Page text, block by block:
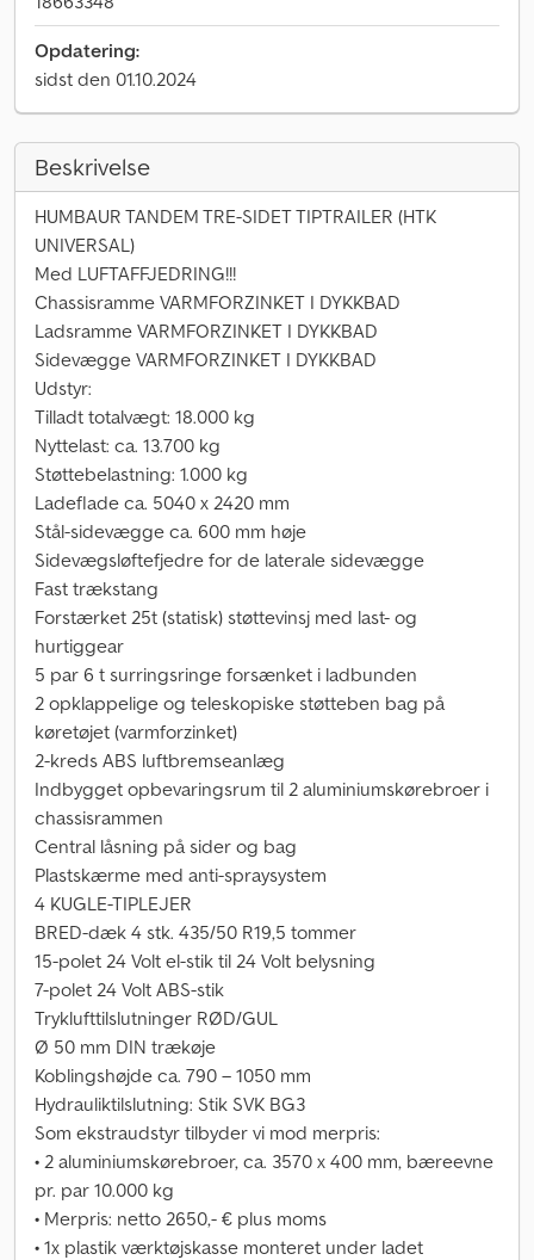
Opdatering:
sidst den 01.10.2024
Beskrivelse
HUMBAUR TANDEM TRE-SIDET TIPTRAILER (HTK
UNIVERSAL)
Med LUFTAFFJEDRING!!!
Chassisramme VARMFORZINKET I DYKKBAD
Ladsramme VARMFORZINKET I DYKKBAD
Sidevægge VARMFORZINKET I DYKKBAD
Udstyr:
Tilladt totalvægt: 18.000 kg
Nyttelast: ca. 13.700 kg
Støttebelastning: 1.000 kg
Ladeflade ca. 5040 x 2420 mm
Stål-sidevægge ca. 600 mm høje
Sidevægsløftefjedre for de laterale sidevægge
Fast trækstang
Forstærket 25t (statisk) støttevinsj med last- og
hurtiggear
5 par 6 t surringsringe forsænket i ladbunden
2 opklappelige og teleskopiske støtteben bag på
køretøjet (varmforzinket)
2-kreds ABS luftbremseanlæg
Indbygget opbevaringsrum til 2 aluminiumskørebroer i
chassisrammen
Central låsning på sider og bag
Plastskærme med anti-spraysystem
4 KUGLE-TIPLEJER
BRED-dæk 4 stk. 435/50 R19,5 tommer
15-polet 24 Volt el-stik til 24 Volt belysning
7-polet 24 Volt ABS-stik
Tryklufttilslutninger RØD/GUL
Ø 50 mm DIN trækøje
Koblingshøjde ca. 790 – 1050 mm
Hydrauliktilslutning: Stik SVK BG3
Som ekstraudstyr tilbyder vi mod merpris:
• 2 aluminiumskørebroer, ca. 3570 x 400 mm, bæreevne
pr. par 10.000 kg
• Merpris: netto 2650,- € plus moms
• 1x plastik værktøjskasse monteret under ladet